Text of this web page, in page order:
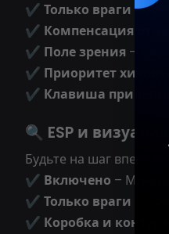
✔ Только враги –
✔ Компенсация
✔ Поле зрения –
✔ Приоритет
✔ Клавиша
🔍 ESP и
Будьте на шаг
✔ Включено –
✔ Только враги
✔ Коробка и контур